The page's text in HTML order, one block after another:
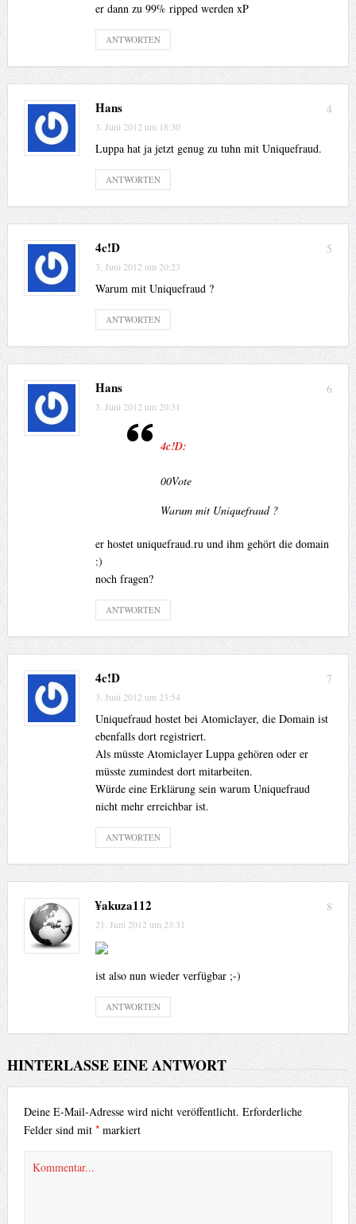
er dann zu 99% ripped werden xP
ANTWORTEN
4
Hans
3. Juni 2012 um 18:30
Luppa hat ja jetzt genug zu tuhn mit Uniquefraud.
ANTWORTEN
5
4c!D
3. Juni 2012 um 20:23
Warum mit Uniquefraud ?
ANTWORTEN
6
Hans
3. Juni 2012 um 20:31
4c!D:
00Vote
Warum mit Uniquefraud ?
er hostet uniquefraud.ru und ihm gehört die domain
:)
noch fragen?
ANTWORTEN
7
4c!D
3. Juni 2012 um 23:54
Uniquefraud hostet bei Atomiclayer, die Domain ist
ebenfalls dort registriert.
Als müsste Atomiclayer Luppa gehören oder er
müsste zumindest dort mitarbeiten.
Würde eine Erklärung sein warum Uniquefraud
nicht mehr erreichbar ist.
ANTWORTEN
8
¥akuza112
21. Juni 2012 um 23:31
ist also nun wieder verfügbar ;-)
ANTWORTEN
HINTERLASSE EINE ANTWORT
Deine E-Mail-Adresse wird nicht veröffentlicht. Erforderliche
Felder sind mit *markiert